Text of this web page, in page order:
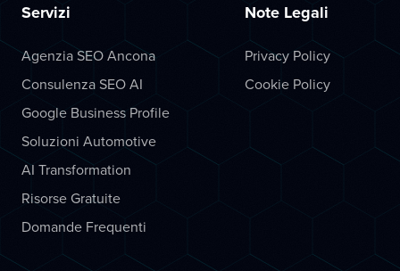
Servizi
Agenzia SEO Ancona
Consulenza SEO AI
Google Business Profile
Soluzioni Automotive
AI Transformation
Risorse Gratuite
Domande Frequenti
Note Legali
Privacy Policy
Cookie Policy